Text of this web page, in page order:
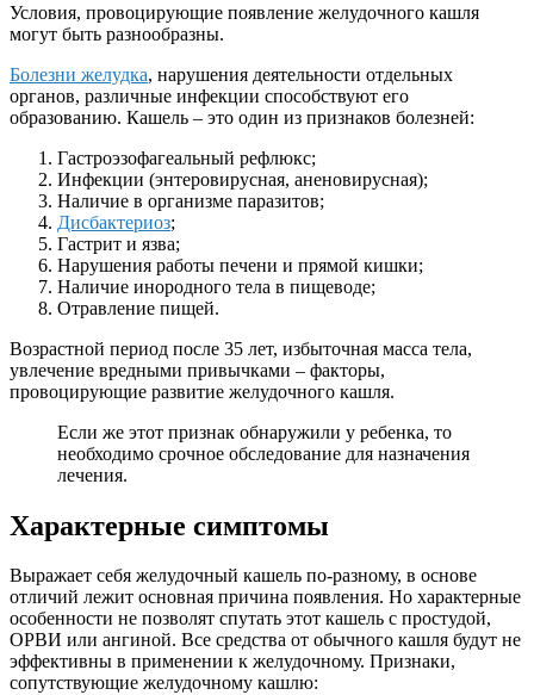
Условия, провоцирующие появление желудочного кашля
могут быть разнообразны.
Болезни желудка, нарушения деятельности отдельных
органов, различные инфекции способствуют его
образованию. Кашель – это один из признаков болезней:
Гастроэзофагеальный рефлюкс;
Инфекции (энтеровирусная, аненовирусная);
Наличие в организме паразитов;
Дисбактериоз;
Гастрит и язва;
Нарушения работы печени и прямой кишки;
Наличие инородного тела в пищеводе;
Отравление пищей.
Возрастной период после 35 лет, избыточная масса тела,
увлечение вредными привычками – факторы,
провоцирующие развитие желудочного кашля.
Если же этот признак обнаружили у ребенка, то
необходимо срочное обследование для назначения
лечения.
Характерные симптомы
Выражает себя желудочный кашель по-разному, в основе
отличий лежит основная причина появления. Но характерные
особенности не позволят спутать этот кашель с простудой,
ОРВИ или ангиной. Все средства от обычного кашля будут не
эффективны в применении к желудочному. Признаки,
сопутствующие желудочному кашлю: